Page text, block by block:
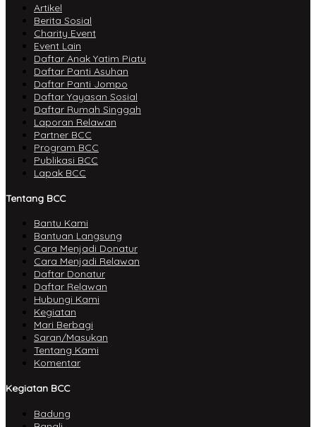
Artikel
Berita Sosial
Charity Event
Event Lain
Daftar Anak Yatim Piatu
Daftar Panti Asuhan
Daftar Panti Jompo
Daftar Yayasan Sosial
Daftar Rumah Singgah
Laporan Relawan
Partner BCC
Program BCC
Publikasi BCC
Lapak BCC
Tentang BCC
Bantu Kami
Bantuan Langsung
Cara Menjadi Donatur
Cara Menjadi Relawan
Daftar Donatur
Daftar Relawan
Hubungi Kami
Kegiatan
Mari Berbagi
Saran/Masukan
Tentang Kami
Komentar
Kegiatan BCC
Badung